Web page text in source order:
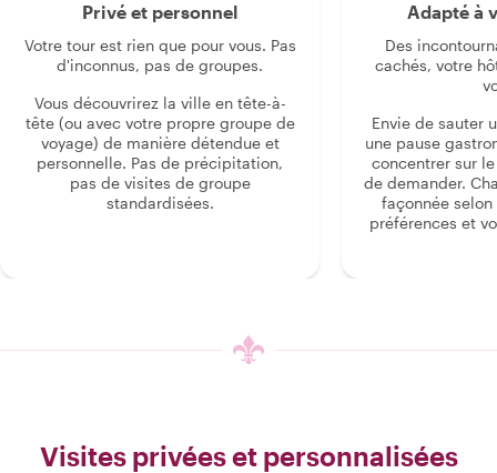
Privé et personnel
Votre tour est rien que pour vous. Pas
d'inconnus, pas de groupes.
Vous découvrirez la ville en tête-à-
tête (ou avec votre propre groupe de
voyage) de manière détendue et
personnelle. Pas de précipitation,
pas de visites de groupe
standardisées.
Adapté à
Des
cachés, votre
Envie de sauter
une pause
concentrer sur
de demander.
façonnée
préférences et
Visites privées et personnalisées